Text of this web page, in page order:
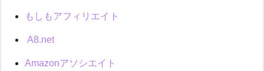
もしもアフィリエイト
A8.net
Amazonアソシエイト